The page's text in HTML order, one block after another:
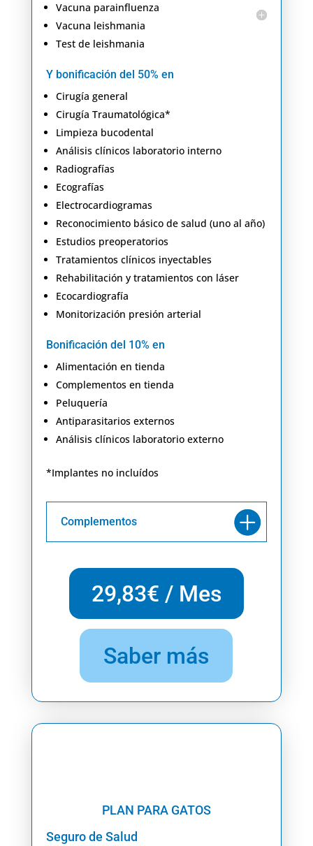
Vacuna parainfluenza
Vacuna leishmania
Test de leishmania
Y bonificación del 50% en
Cirugía general
Cirugía Traumatológica*
Limpieza bucodental
Análisis clínicos laboratorio interno
Radiografías
Ecografías
Electrocardiogramas
Reconocimiento básico de salud (uno al año)
Estudios preoperatorios
Tratamientos clínicos inyectables
Rehabilitación y tratamientos con láser
Ecocardiografía
Monitorización presión arterial
Bonificación del 10% en
Alimentación en tienda
Complementos en tienda
Peluquería
Antiparasitarios externos
Análisis clínicos laboratorio externo
*Implantes no incluídos
Complementos
29,83€ / Mes
Saber más
PLAN PARA GATOS
Seguro de Salud